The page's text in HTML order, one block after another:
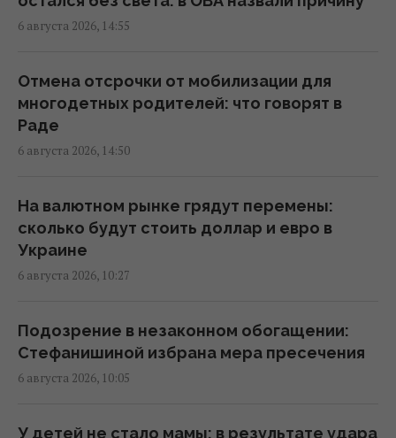
кого теперь считают "уклонистами"
16:57 четверг, 06 августа 2026
В Фонде госимущества прогнозируют
государственных активов
15:58 четверг, 06 августа 2026
Когда у Украины появится собственная
15:45 четверг, 06 августа 2026
В Румынии уже знают, куда РФ нанесет
15:40 четверг, 06 августа 2026
6 августа 2026, 14:55
Отмена отсрочки от мобилизации для
многодетных родителей: что говорят в
Раде
6 августа 2026, 14:50
На валютном рынке грядут перемены:
сколько будут стоить доллар и евро в
Украине
6 августа 2026, 10:27
Подозрение в незаконном обогащении:
Стефанишиной избрана мера пресечения
6 августа 2026, 10:05
У детей не стало мамы: в результате удара